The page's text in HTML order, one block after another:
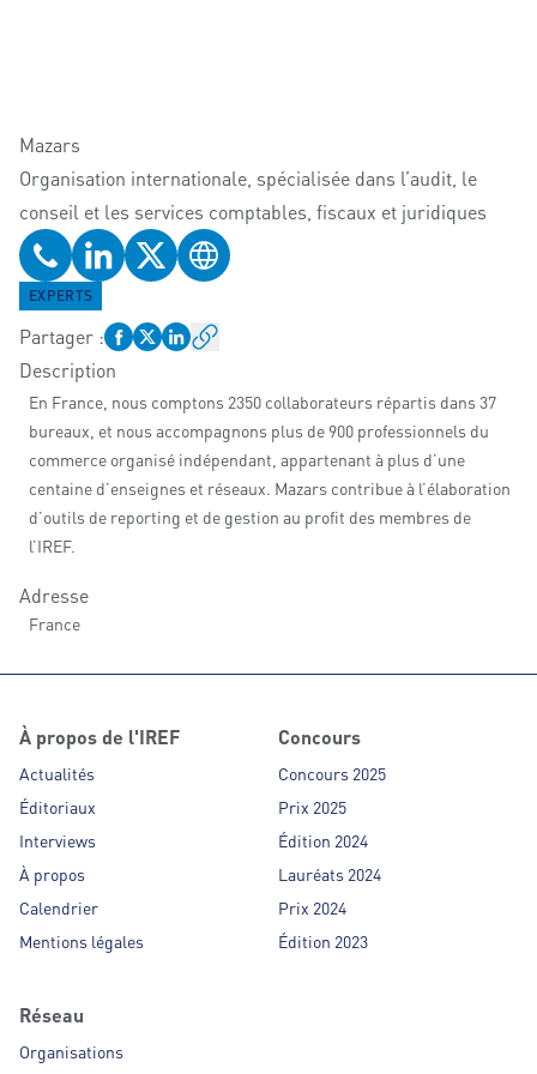
Mazars
Organisation internationale, spécialisée dans l’audit, le
conseil et les services comptables, fiscaux et juridiques
TéléphoneProfil LinkedIn
Profil Twitter
Site web
EXPERTS
Partager :
Description
En France, nous comptons 2350 collaborateurs répartis dans 37
bureaux, et nous accompagnons plus de 900 professionnels du
commerce organisé indépendant, appartenant à plus d’une
centaine d’enseignes et réseaux. Mazars contribue à l’élaboration
d’outils de reporting et de gestion au profit des membres de
l’IREF.
Adresse
France
À propos de l'IREF
Actualités
Éditoriaux
Interviews
À propos
Calendrier
Mentions légales
Concours
Concours 2025
Prix 2025
Édition 2024
Lauréats 2024
Prix 2024
Édition 2023
Réseau
Organisations